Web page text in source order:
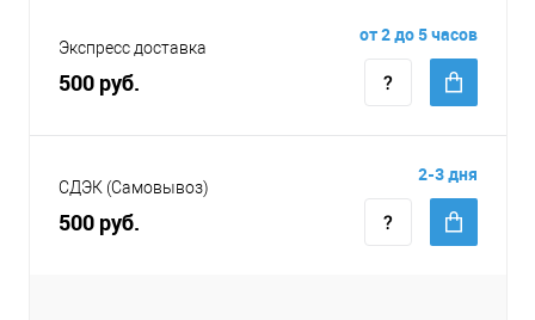
Экспресс доставка
500 руб.
от 2 до 5 часов
СДЭК (Самовывоз)
500 руб.
2-3 дня